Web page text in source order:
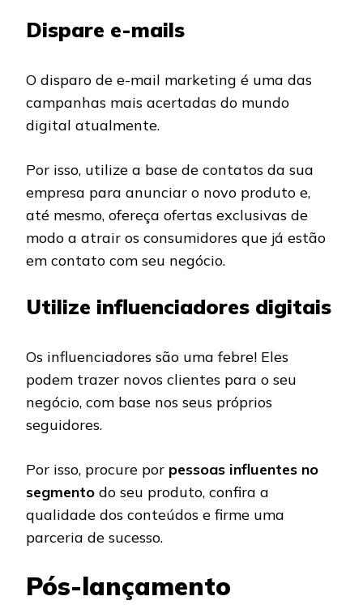
Dispare e-mails
O disparo de e-mail marketing é uma das
campanhas mais acertadas do mundo
digital atualmente.
Por isso, utilize a base de contatos da sua
empresa para anunciar o novo produto e,
até mesmo, ofereça ofertas exclusivas de
modo a atrair os consumidores que já estão
em contato com seu negócio.
Utilize influenciadores digitais
Os influenciadores são uma febre! Eles
podem trazer novos clientes para o seu
negócio, com base nos seus próprios
seguidores.
Por isso, procure por pessoas influentes no
segmento do seu produto, confira a
qualidade dos conteúdos e firme uma
parceria de sucesso.
Pós-lançamento